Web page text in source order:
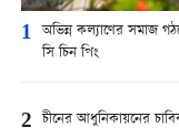
1 অভিন্ন কল্যাণের সমাজ
সি চিন পিং
2 চীনের আধুনিকায়নের